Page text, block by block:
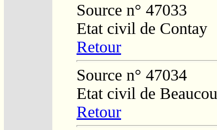
Source n° 47033
Etat civil de Contay
Retour
Source n° 47034
Etat civil de
Retour